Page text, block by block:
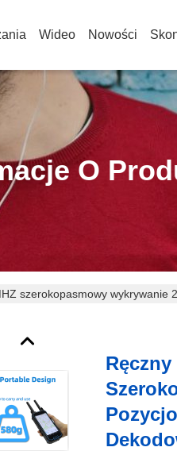
Wideo Nowości
O
szerokopasmowy wykrywanie
Ręczny